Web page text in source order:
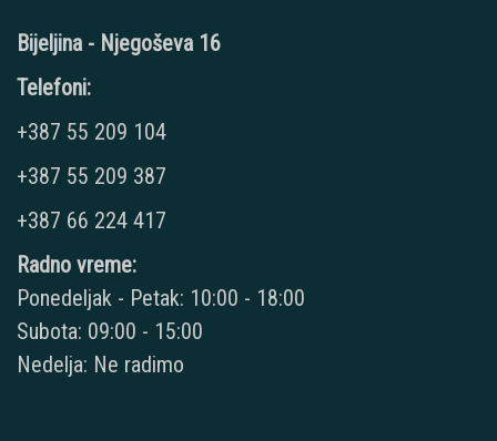
Bijeljina - Njegoševa 16
Telefoni:
+387 55 209 104
+387 55 209 387
+387 66 224 417
Radno vreme:
Ponedeljak - Petak: 10:00 - 18:00
Subota: 09:00 - 15:00
Nedelja: Ne radimo